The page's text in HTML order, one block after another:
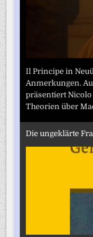
Il Principe in
Anmerkungen.
präsentiert
Theorien über
Die ungeklärte